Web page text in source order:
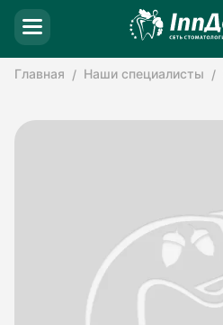
Главная Наши специалисты